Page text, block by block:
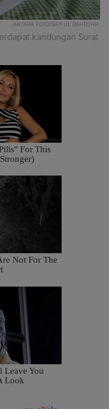
ANTARA FOTO/SAIFUL BAHRI/HP.
kandungan Surat